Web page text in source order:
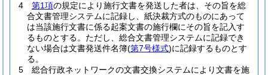
4
第1項の規定により施行文書を発送した者は、その旨を総
合文書管理システムに記録し、紙決裁方式のものにあって
は当該施行文書に係る起案文書の施行欄にその旨を記入す
るものとする。 ただし、総合文書管理システムに記録でき
ない場合は文書発送件名簿(第7号様式)に記録するものとす
る。
5
総合行政ネットワークの文書交換システムにより文書を施